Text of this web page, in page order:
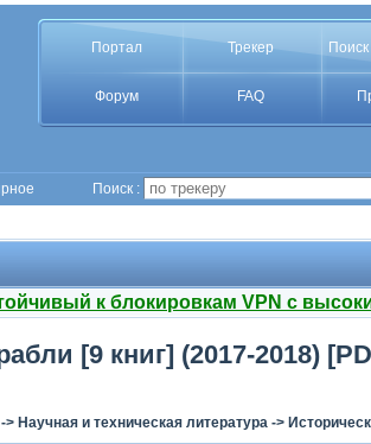
Портал Трекер
Форум FAQ
Поиск :
к блокировкам VPN с
[9 книг] (2017-2018)
> Научная и техническая литература->